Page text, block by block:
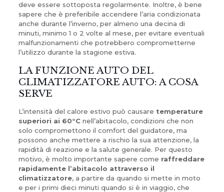
deve essere sottoposta regolarmente. Inoltre, è bene
sapere che è preferibile accendere l’aria condizionata
anche durante l’inverno, per almeno una decina di
minuti, minimo 1 o 2 volte al mese, per evitare eventuali
malfunzionamenti che potrebbero comprometterne
l’utilizzo durante la stagione estiva.
LA FUNZIONE AUTO DEL
CLIMATIZZATORE AUTO: A COSA
SERVE
L’intensità del calore estivo può causare temperature
superiori ai 60°C nell’abitacolo, condizioni che non
solo compromettono il comfort del guidatore, ma
possono anche mettere a rischio la sua attenzione, la
rapidità di reazione e la salute generale. Per questo
motivo, è molto importante sapere come raffreddare
rapidamente l’abitacolo attraverso il
climatizzatore, a partire da quando si mette in moto
e per i primi dieci minuti quando si è in viaggio, che